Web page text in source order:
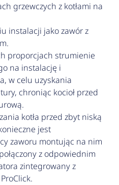
grzewczych z kotłami na
instalacji jako zawór z
proporcjach strumienie
na instalację i
w celu uzyskania
chroniąc kocioł przed
kotła przed zbyt niską
jest
zaworu montując na nim
z odpowiednim
zintegrowany z